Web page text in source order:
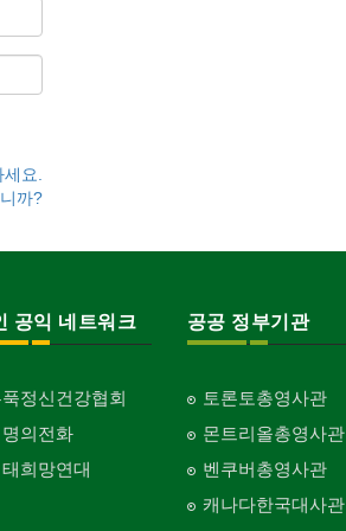
요.
까?
공익 네트워크
정신건강협회
의전화
희망연대
공공 정부기관
토론토총영사관
몬트리올총영사관
벤쿠버총영사관
캐나다한국대사관